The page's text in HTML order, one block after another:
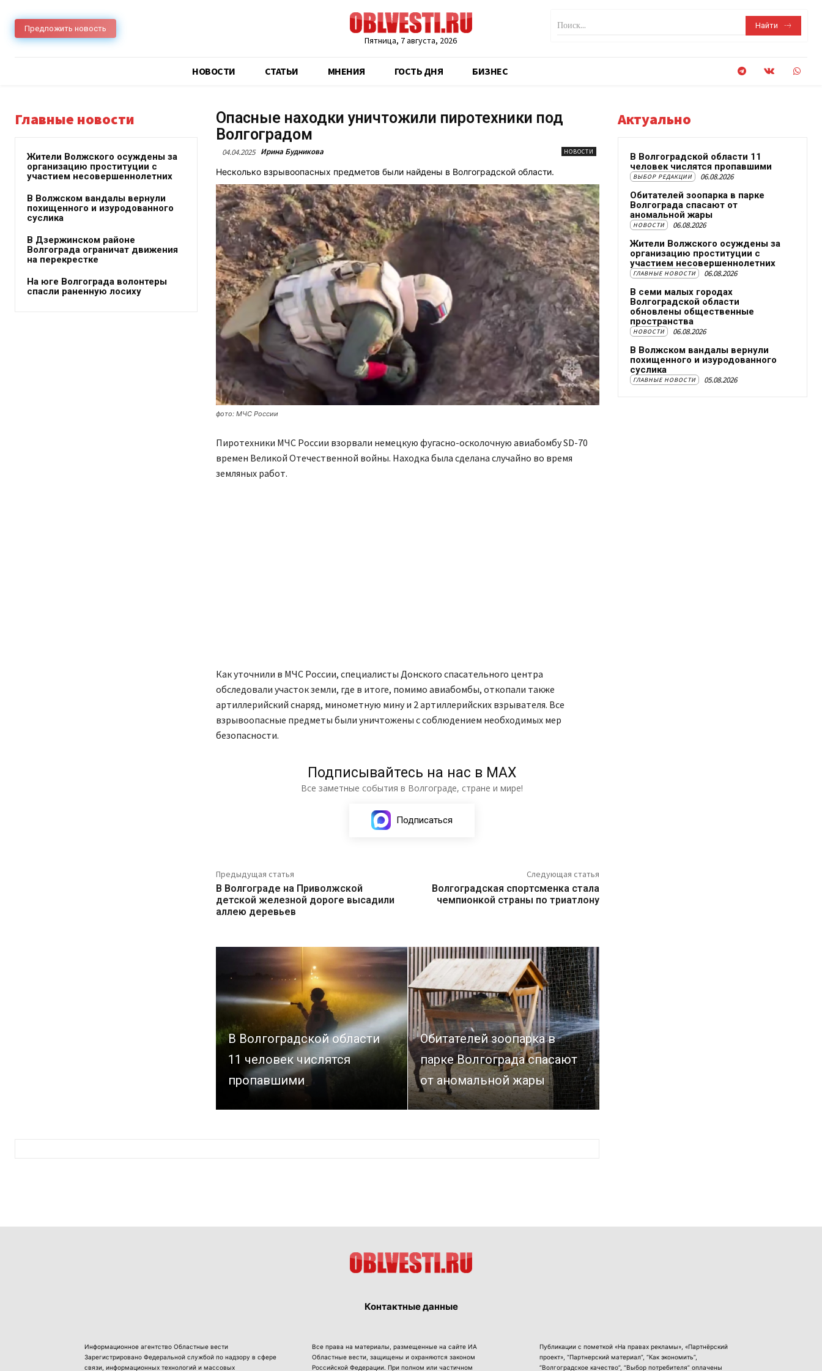
Предложить новость
Пятница, 7 августа, 2026
Поиск... Найти
НОВОСТИ CТАТЬИ МНЕНИЯ ГОСТЬ ДНЯ БИЗНЕС
Главные новости
Жители Волжского осуждены за
организацию проституции с
участием несовершеннолетних
В Волжском вандалы вернули
похищенного и изуродованного
суслика
В Дзержинском районе
Волгограда ограничат движения
на перекрестке
На юге Волгограда волонтеры
спасли раненную лосиху
Опасные находки уничтожили пиротехники под
Волгоградом
04.04.2025 Ирина Будникова НОВОСТИ
Несколько взрывоопасных предметов были найдены в Волгоградской области.
фото: МЧС России
Пиротехники МЧС России взорвали немецкую фугасно-осколочную авиабомбу SD-70
времен Великой Отечественной войны. Находка была сделана случайно во время
земляных работ.
Как уточнили в МЧС России, специалисты Донского спасательного центра
обследовали участок земли, где в итоге, помимо авиабомбы, откопали также
артиллерийский снаряд, минометную мину и 2 артиллерийских взрывателя. Все
взрывоопасные предметы были уничтожены с соблюдением необходимых мер
безопасности.
Подписывайтесь на нас в МАХ
Все заметные события в Волгограде, стране и мире!
Подписаться
Предыдущая статья
В Волгограде на Приволжской
детской железной дороге высадили
аллею деревьев
Следующая статья
Волгоградская спортсменка стала
чемпионкой страны по триатлону
В Волгоградской области
11 человек числятся
пропавшими
Обитателей зоопарка в
парке Волгограда спасают
от аномальной жары
Актуально
В Волгоградской области 11
человек числятся пропавшими
ВЫБОР РЕДАКЦИИ 06.08.2026
Обитателей зоопарка в парке
Волгограда спасают от
аномальной жары
НОВОСТИ 06.08.2026
Жители Волжского осуждены за
организацию проституции с
участием несовершеннолетних
ГЛАВНЫЕ НОВОСТИ 06.08.2026
В семи малых городах
Волгоградской области
обновлены общественные
пространства
НОВОСТИ 06.08.2026
В Волжском вандалы вернули
похищенного и изуродованного
суслика
ГЛАВНЫЕ НОВОСТИ 05.08.2026
Контактные данные
Информационное агентство Областные вести
Зарегистрировано Федеральной службой по надзору в сфере
связи, информационных технологий и массовых
Все права на материалы, размещенные на сайте ИА
Областные вести, защищены и охраняются законом
Российской Федерации. При полном или частичном
Публикации с пометкой «На правах рекламы», «Партнёрский
проект», “Партнерский материал”, “Как экономить”,
“Волгоградское качество”, “Выбор потребителя” оплачены